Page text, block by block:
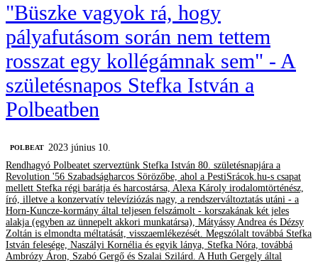
"Büszke vagyok rá, hogy
pályafutásom során nem tettem
rosszat egy kollégámnak sem" - A
születésnapos Stefka István a
Polbeatben
‎POLBEAT 2023 június 10.
Rendhagyó Polbeatet szerveztünk Stefka István 80. születésnapjára a
Revolution '56 Szabadságharcos Sörözőbe, ahol a PestiSrácok.hu-s csapat
mellett Stefka régi barátja és harcostársa, Alexa Károly irodalomtörténész,
író, illetve a konzervatív televíziózás nagy, a rendszerváltoztatás utáni - a
Horn-Kuncze-kormány által teljesen felszámolt - korszakának két jeles
alakja (egyben az ünnepelt akkori munkatársa), Mátyássy Andrea és Dézsy
Zoltán is elmondta méltatását, visszaemlékezését. Megszólalt továbbá Stefka
István felesége, Naszályi Kornélia és egyik lánya, Stefka Nóra, továbbá
Ambrózy Áron, Szabó Gergő és Szalai Szilárd. A Huth Gergely által